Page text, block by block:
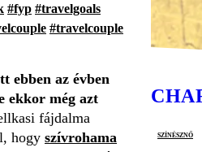
#fyp #travelgoals
#travelcouple
ebben az évben
ekkor még azt
fájdalma
hogy szívrohama
színésznő